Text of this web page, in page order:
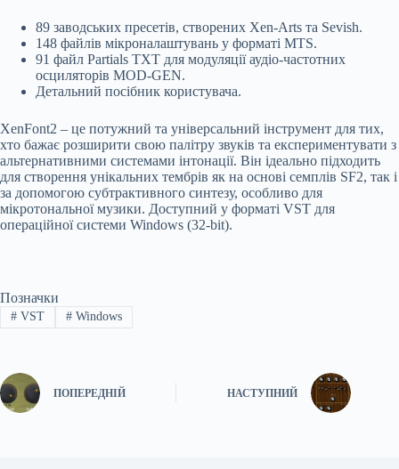
89 заводських пресетів, створених Xen-Arts та Sevish.
148 файлів мікроналаштувань у форматі MTS.
91 файл Partials TXT для модуляції аудіо-частотних
осциляторів MOD-GEN.
Детальний посібник користувача.
XenFont2 – це потужний та універсальний інструмент для тих,
хто бажає розширити свою палітру звуків та експериментувати з
альтернативними системами інтонації. Він ідеально підходить
для створення унікальних тембрів як на основі семплів SF2, так і
за допомогою субтрактивного синтезу, особливо для
мікротональної музики. Доступний у форматі VST для
операційної системи Windows (32-bit).
Позначки
#VST #Windows
ПОПЕРЕДНІЙ НАСТУПНИЙ